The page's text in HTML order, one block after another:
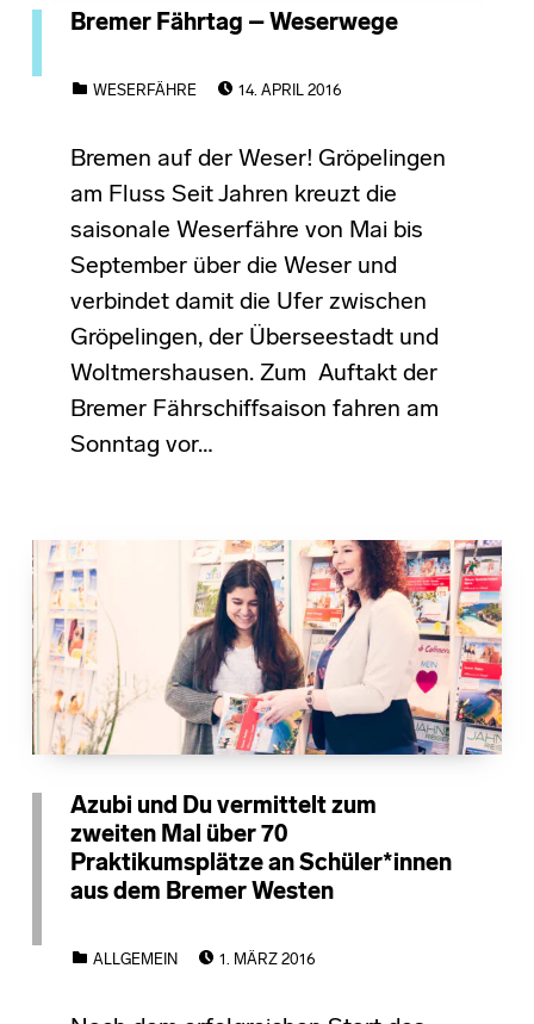
Bremer Fährtag – Weserwege
WESERFÄHRE
14. APRIL 2016
Bremen auf der Weser! Gröpelingen
am Fluss Seit Jahren kreuzt die
saisonale Weserfähre von Mai bis
September über die Weser und
verbindet damit die Ufer zwischen
Gröpelingen, der Überseestadt und
Woltmershausen. Zum Auftakt der
Bremer Fährschiffsaison fahren am
Sonntag vor…
Azubi und Du vermittelt zum
zweiten Mal über 70
Praktikumsplätze an Schüler*innen
aus dem Bremer Westen
ALLGEMEIN
1. MÄRZ 2016